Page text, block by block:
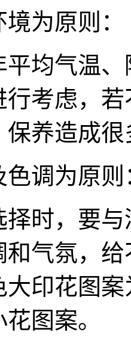
为原则：
平均气温
行考虑，
保养造成
色调为原则
择时，要
和气氛，
大印花图
图案。